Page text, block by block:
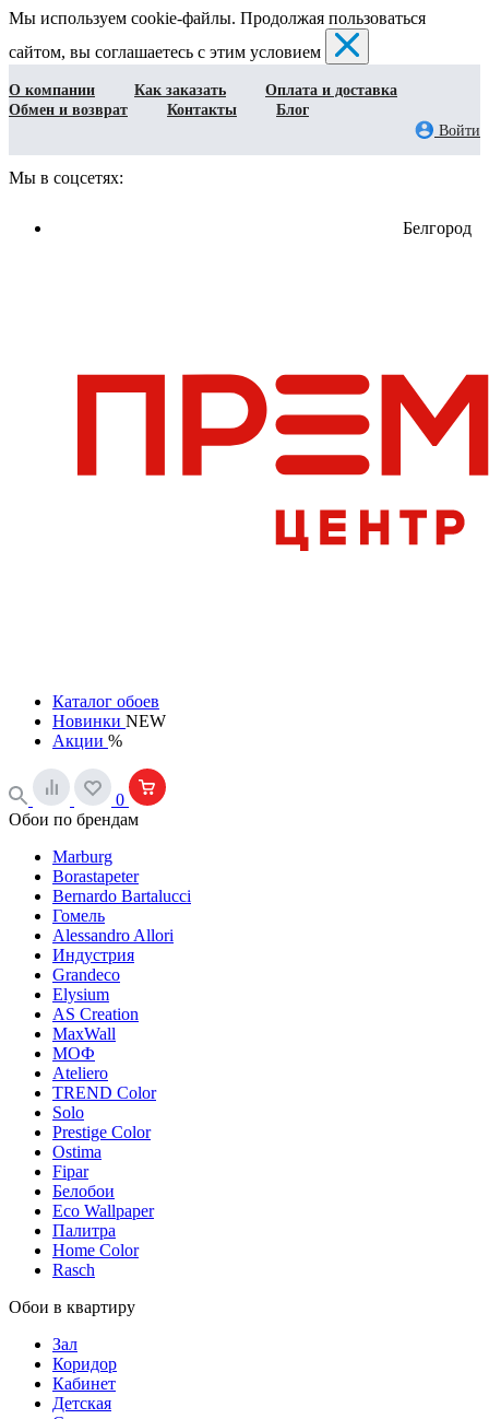
Мы используем cookie-файлы. Продолжая пользоваться
сайтом, вы соглашаетесь с этим условием
О компании Как заказать
Оплата и доставка
Обмен и возврат
Контакты
Блог
Войти
Мы в соцсетях:
Белгород
Каталог обоев
Новинки NEW
Акции %
0
Обои по брендам
Marburg
Borastapeter
Bernardo Bartalucci
Гомель
Alessandro Allori
Индустрия
Grandeco
Elysium
AS Creation
MaxWall
МОФ
Ateliero
TREND Color
Solo
Prestige Color
Ostima
Fipar
Белобои
Eco Wallpaper
Палитра
Home Color
Rasch
Обои в квартиру
Зал
Коридор
Кабинет
Детская